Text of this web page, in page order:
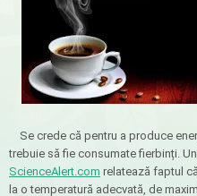
Se crede că pentru a produce
trebuie să fie consumate fierbinți.
ScienceAlert.com relatează faptul
la o temperatură adecvată, de